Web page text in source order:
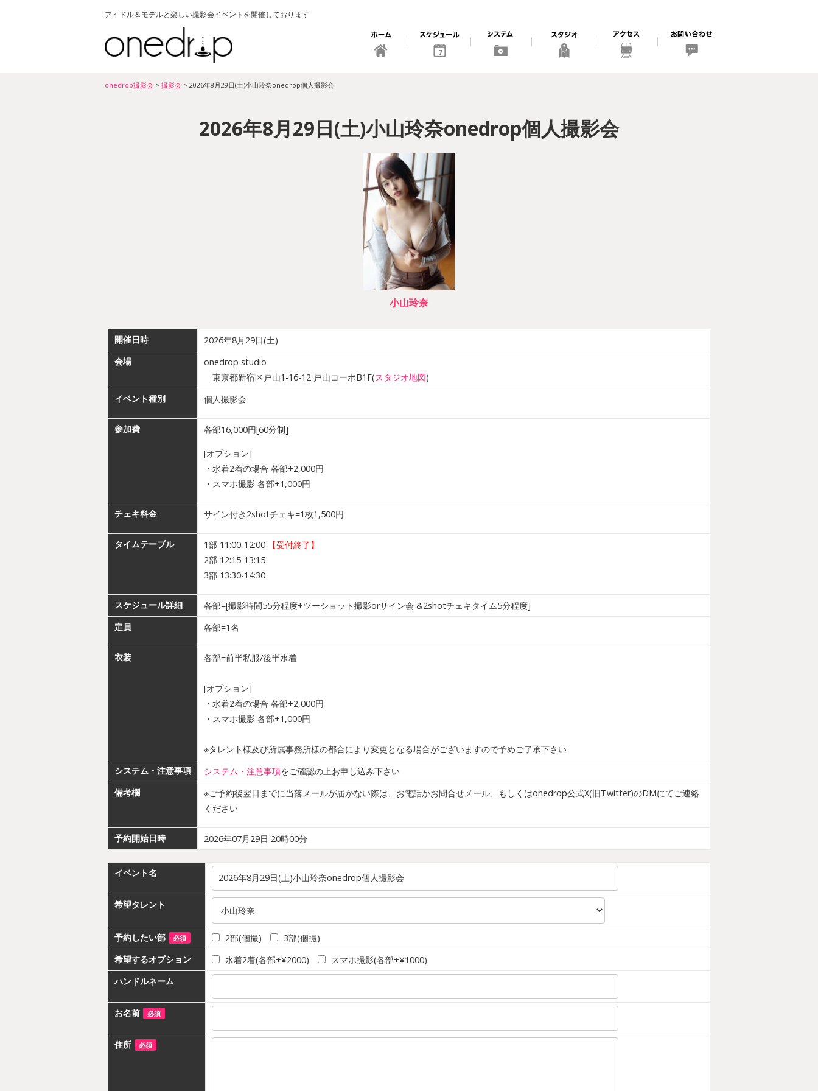
アイドル＆モデルと楽しい撮影会イベントを開催しております
7
onedrop撮影会 > 撮影会 > 2026年8月29日(土)小山玲奈onedrop個人撮影会
2026年8月29日(土)小山玲奈onedrop個人撮影会
小山玲奈
開催日時
2026年8月29日(土)
会場
onedrop studio
東京都新宿区戸山1-16-12 戸山コーポB1F(スタジオ地図)
イベント種別
個人撮影会
参加費 各部16,000円[60分制]
[オプション]
・水着2着の場合 各部+2,000円
・スマホ撮影 各部+1,000円
チェキ料金 サイン付き2shotチェキ=1枚1,500円
タイムテーブル 1部 11:00-12:00
【受付終了】
2部 12:15-13:15
3部 13:30-14:30
スケジュール詳細
各部=[撮影時間55分程度+ツーショット撮影orサイン会 &2shotチェキタイム5分程度]
定員
各部=1名
衣装 各部=前半私服/後半水着
[オプション]
・水着2着の場合 各部+2,000円
・スマホ撮影 各部+1,000円
※タレント様及び所属事務所様の都合により変更となる場合がございますので予めご了承下さい
システム・注意事項
システム・注意事項をご確認の上お申し込み下さい
備考欄
※ご予約後翌日までに当落メールが届かない際は、お電話かお問合せメール、もしくはonedrop公式X(旧Twitter)のDMにてご連絡
ください
予約開始日時 2026年07月29日 20時00分
イベント名
希望タレント
予約したい部 必須 2部(個撮)
3部(個撮)
希望するオプション
水着2着(各部+¥2000)
スマホ撮影(各部+¥1000)
ハンドルネーム
お名前 必須
住所 必須